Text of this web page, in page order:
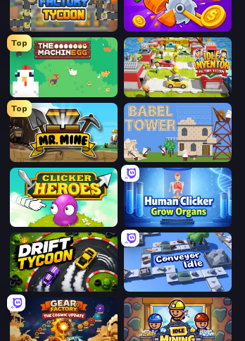
Leek Factory Tycoon Farm Ring Idle
Top
The MachinEGG Idle Inventor
Top
Mr. Mine Babel Tower
Clicker Heroes Human Clicker: Grow Organs
Drift Tycoon Conveyor Idle